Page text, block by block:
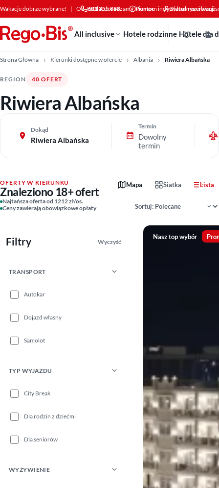
Przejdź do treści
Wakacje dobrze wybrane! | Od +30 lat doradzamy klientom indywidualnym i
601 355 888 Pomoc Status rezerwacji
All inclusive Hotele rodzinne Hotele dla
Strona Główna Kierunki dostępne w ofercie Albania Riwiera Albańska
REGION 40 OFERT
Riwiera Albańska
Dokąd
Riwiera Albańska
Termin
Dowolny
termin
OFERTY W KIERUNKU
Znaleziono 18+ ofert
Najtańsza oferta od 1212 zł/os.
Ceny zawierają obowiązkowe opłaty
Mapa Siatka Lista
Filtry Wyczyść
TRANSPORT
Autokar
Dojazd własny
Samolot
TYP WYJAZDU
City Break
Dla rodzin z dziećmi
Dla seniorów
WYŻYWIENIE
Nasz top wybór